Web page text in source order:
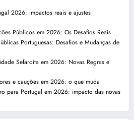
2026: impactos reais e ajustes
Públicos em 2026: Os Desafios Reais
Portuguesas: Desafios e Mudanças de
Sefardita em 2026: Novas Regras e
e cauções em 2026: o que muda
para Portugal em 2026: impacto das novas